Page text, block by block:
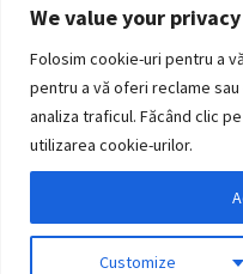
We value your privacy
Folosim cookie-uri pentru a
pentru a vă oferi reclame
analiza traficul. Făcând clic
utilizarea cookie-urilor.
Customize
© ECHOS Furniture 2026
Politică de
datelor cu caracter
WooCommerce.